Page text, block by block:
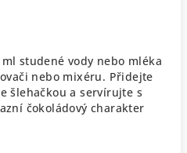
studené vody nebo mléka
nebo mixéru. Přidejte
šlehačkou a servírujte s
čokoládový charakter